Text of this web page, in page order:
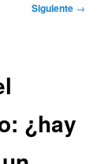
Siguiente →
¿hay